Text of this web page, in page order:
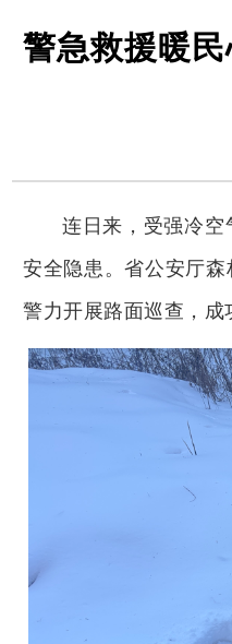
警急救援暖
连日来，受强冷
安全隐患。省公安厅
警力开展路面巡查，成